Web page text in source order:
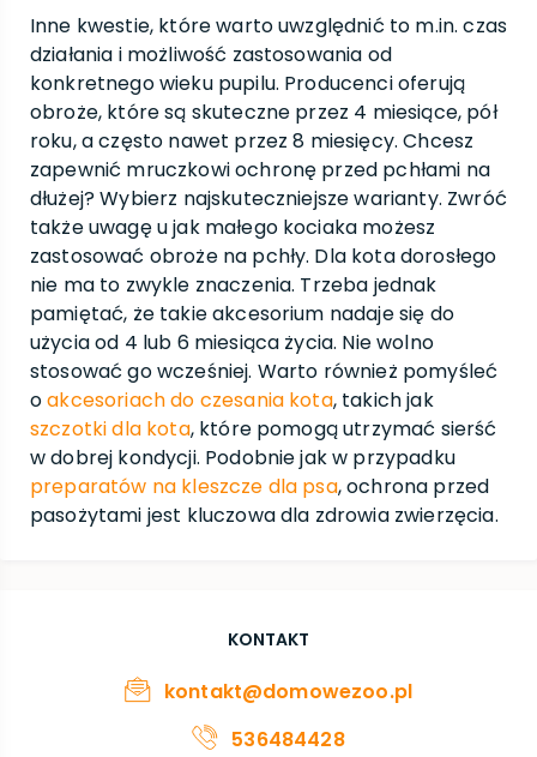
Inne kwestie, które warto uwzględnić to m.in. czas
działania i możliwość zastosowania od
konkretnego wieku pupilu. Producenci oferują
obroże, które są skuteczne przez 4 miesiące, pół
roku, a często nawet przez 8 miesięcy. Chcesz
zapewnić mruczkowi ochronę przed pchłami na
dłużej? Wybierz najskuteczniejsze warianty. Zwróć
także uwagę u jak małego kociaka możesz
zastosować obroże na pchły. Dla kota dorosłego
nie ma to zwykle znaczenia. Trzeba jednak
pamiętać, że takie akcesorium nadaje się do
użycia od 4 lub 6 miesiąca życia. Nie wolno
stosować go wcześniej. Warto również pomyśleć
oakcesoriach do czesania kota, takich jak
szczotki dla kota, które pomogą utrzymać sierść
w dobrej kondycji. Podobnie jak w przypadku
preparatów na kleszcze dla psa, ochrona przed
pasożytami jest kluczowa dla zdrowia zwierzęcia.
KONTAKT
kontakt@domowezoo.pl
536484428